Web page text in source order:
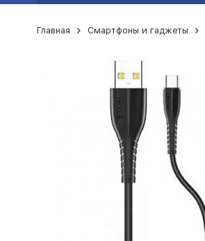
Главная Смартфоны и гаджеты